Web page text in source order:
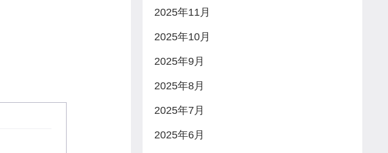
2025年11月
2025年10月
2025年9月
2025年8月
2025年7月
2025年6月